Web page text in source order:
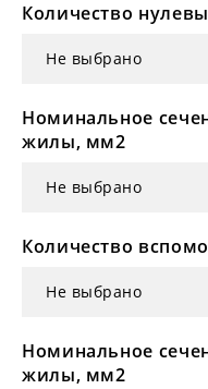
Количество
Не выбрано
Номинальное
жилы, мм2
Не выбрано
Количество
Не выбрано
Номинальное
жилы, мм2